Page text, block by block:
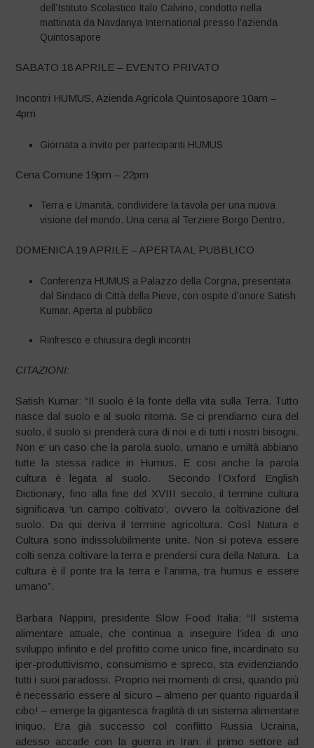
dell’Istituto Scolastico Italo Calvino, condotto nella
mattinata da Navdanya International presso l’azienda
Quintosapore
SABATO 18 APRILE – EVENTO PRIVATO
Incontri HUMUS, Azienda Agricola Quintosapore 10am –
4pm
Giornata a invito per partecipanti HUMUS
Cena Comune 19pm – 22pm
Terra e Umanità, condividere la tavola per una nuova
visione del mondo. Una cena al Terziere Borgo Dentro.
DOMENICA 19 APRILE – APERTA AL PUBBLICO
Conferenza HUMUS a Palazzo della Corgna, presentata
dal Sindaco di Città della Pieve, con ospite d’onore Satish
Kumar. Aperta al pubblico
Rinfresco e chiusura degli incontri
CITAZIONI:
Satish Kumar: “Il suolo è la fonte della vita sulla Terra. Tutto
nasce dal suolo e al suolo ritorna. Se ci prendiamo cura del
suolo, il suolo si prenderà cura di noi e di tutti i nostri bisogni.
Non e’ un caso che la parola suolo, umano e umiltà abbiano
tutte la stessa radice in Humus. E cosi anche la parola
cultura è legata al suolo. Secondo l’Oxford English
Dictionary, fino alla fine del XVIII secolo, il termine cultura
significava ‘un campo coltivato’, ovvero la coltivazione del
suolo. Da qui deriva il termine agricoltura. Così Natura e
Cultura sono indissolubilmente unite. Non si poteva essere
colti senza coltivare la terra e prendersi cura della Natura. La
cultura è il ponte tra la terra e l’anima, tra humus e essere
umano”.
Barbara Nappini, presidente Slow Food Italia: “Il sistema
alimentare attuale, che continua a inseguire l’idea di uno
sviluppo infinito e del profitto come unico fine, incardinato su
iper-produttivismo, consumismo e spreco, sta evidenziando
tutti i suoi paradossi. Proprio nei momenti di crisi, quando più
è necessario essere al sicuro – almeno per quanto riguarda il
cibo! – emerge la gigantesca fragilità di un sistema alimentare
iniquo. Era già successo col conflitto Russia Ucraina,
adesso accade con la guerra in Iran: il primo settore ad